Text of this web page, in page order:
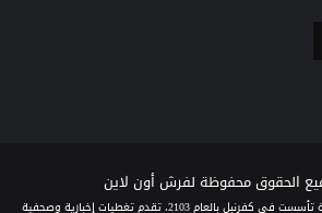
مؤسسة إعلامية سورية مستقلة تأسست في كفرنبل بالعام 2103، تقدم تغطيات إخبارية وصحفية